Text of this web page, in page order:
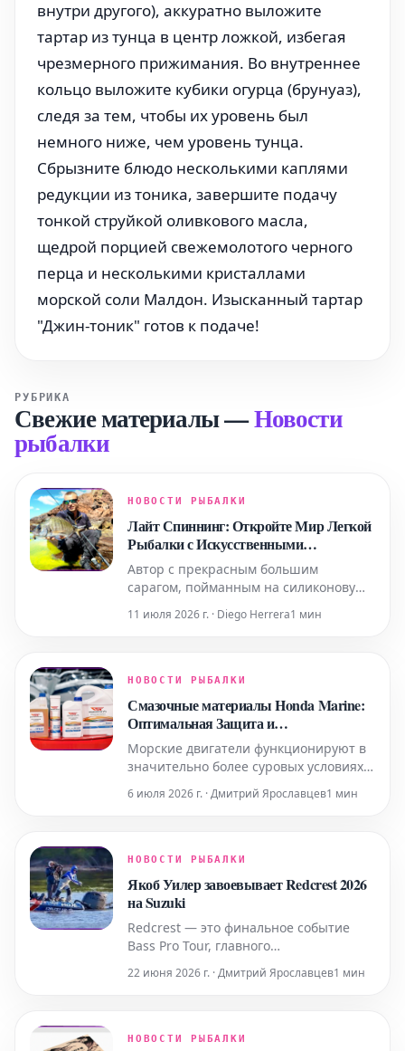
внутри другого), аккуратно выложите
тартар из тунца в центр ложкой, избегая
чрезмерного прижимания. Во внутреннее
кольцо выложите кубики огурца (брунуаз),
следя за тем, чтобы их уровень был
немного ниже, чем уровень тунца.
Сбрызните блюдо несколькими каплями
редукции из тоника, завершите подачу
тонкой струйкой оливкового масла,
щедрой порцией свежемолотого черного
перца и несколькими кристаллами
морской соли Малдон. Изысканный тартар
"Джин-тоник" готов к подаче!
РУБРИКА
Свежие материалы—Новости
рыбалки
НОВОСТИ РЫБАЛКИ
Лайт Спиннинг: Откройте Мир Легкой
Рыбалки с Искусственными
Приманками
Автор с прекрасным большим
сарагом, пойманным на силиконовую
приманку, оснащенную джиг-головкой.
Когда я только начинал осваивать
поиске крупных хищников. Я был
исключительно с помо
11 июля 2026 г. · Diego Herrera1 мин
НОВОСТИ РЫБАЛКИ
Смазочные материалы Honda Marine:
Оптимальная Защита и
Производительность
Морские двигатели функционируют в
значительно более суровых условиях
по сравнению с автомобильными: они
подвергаются высоким нагрузкам,
солью. Для решения этих задач была
линейка продуктов Pro
6 июля 2026 г. · Дмитрий Ярославцев1 мин
НОВОСТИ РЫБАЛКИ
Якоб Уилер завоевывает Redcrest 2026
на Suzuki
Redcrest — это финальное событие
Bass Pro Tour, главного
профессионального турнира,
организованного Major League Fishing
спортивной рыбалке по принципу
22 июня 2026 г. · Дмитрий Ярославцев1 мин
НОВОСТИ РЫБАЛКИ